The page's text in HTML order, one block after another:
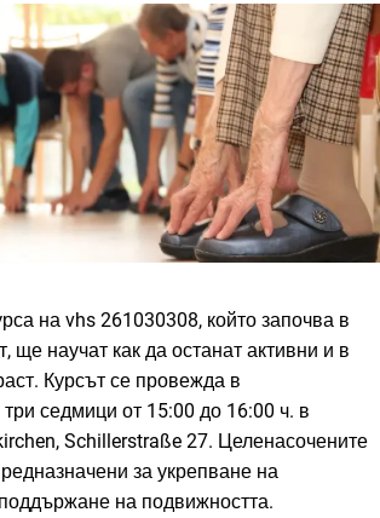
на vhs 261030308, който започва в
ще научат как да останат активни и в
Курсът се провежда в
седмици от 15:00 до 16:00 ч. в
Schillerstraße 27. Целенасочените
за укрепване на
на подвижността.